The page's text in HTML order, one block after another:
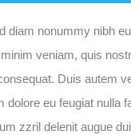
diam nonummy nibh
veniam, quis
Duis autem
eu feugiat nulla
zzril delenit augue